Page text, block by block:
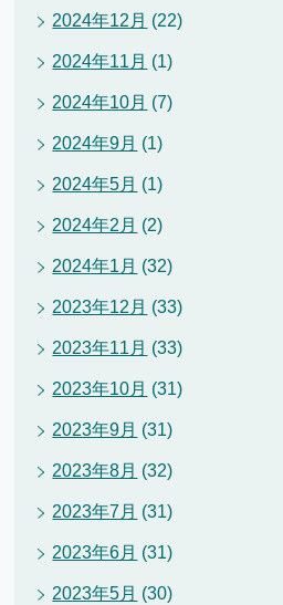
2024年12月 (22)
2024年11月 (1)
2024年10月 (7)
2024年9月 (1)
2024年5月 (1)
2024年2月 (2)
2024年1月 (32)
2023年12月 (33)
2023年11月 (33)
2023年10月 (31)
2023年9月 (31)
2023年8月 (32)
2023年7月 (31)
2023年6月 (31)
2023年5月 (30)